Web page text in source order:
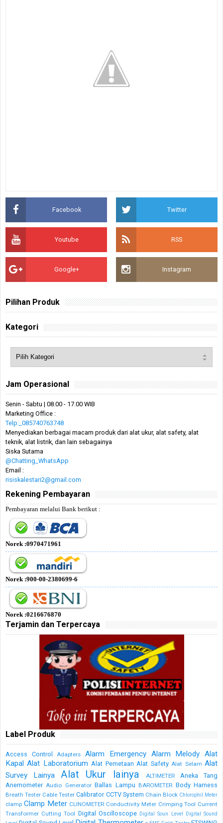
Facebook Twitter
Youtube RSS
Google+ Instagram
Pilihan Produk
Kategori
Jam Operasional
Senin - Sabtu | 08.00 - 17.00 WIB
Marketing Office :
Telp:_085740763748
Menyediakan berbagai macam produk dari alat ukur, alat safety, alat
teknik, alat listrik, dan lain sebagainya
Siska Sutama
@Chatting_WhatsApp
Email :
risiskalestari2@gmail.com
Rekening Pembayaran
Pembayaran melalui Bank berikut :
Norek :0970471961
Norek :900-00-2380699-6
Norek :0216676870
Terjamin dan Terpercaya
Label Produk
Access Control Adapters Alarm Emergency Alarm Melody Alat
Kapal Alat Laboratorium Alat Pemetaan Alat Safety Alat Selam Alat
Survey Lainya
Alat Ukur lainya ALTIMETER
Aneka Tang
Anemometer Audio Generator Ballas Lampu BAROMETER Body Harness
Breath Tester Cable Tester Calibrator CCTV System Chain Block Chlorophil Meter
clamp Clamp Meter CLINOMETER Conductivity Meter Crimping Tool Current
Transformer Cutting Tool Digital Oscilloscope Digital Soun Level Digital Sound